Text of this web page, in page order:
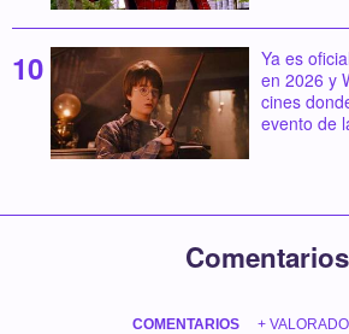
Ya es
en 2026 y
cines
evento de
COMENTARIOS +